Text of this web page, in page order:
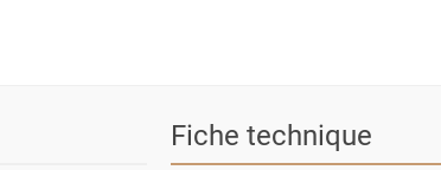
Fiche technique